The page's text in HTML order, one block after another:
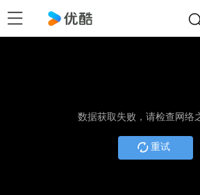
数据获取失败，请检查网络
重试